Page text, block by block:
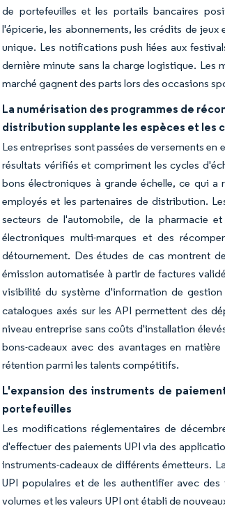
de portefeuilles et les portails bancaires
l'épicerie, les abonnements, les crédits de
unique. Les notifications push liées aux
dernière minute sans la charge logistique. Les
marché gagnent des parts lors des occasions
La numérisation des programmes de
distribution supplante les espèces et les
Les entreprises sont passées de versements
résultats vérifiés et compriment les cycles
bons électroniques à grande échelle, ce qui
employés et les partenaires de distribution.
secteurs de l'automobile, de la pharmacie
électroniques multi-marques et des
détournement. Des études de cas montrent
émission automatisée à partir de factures
visibilité du système d'information de gestion
catalogues axés sur les API permettent des
niveau entreprise sans coûts d'installation
bons-cadeaux avec des avantages en
rétention parmi les talents compétitifs.
L'expansion des instruments de
portefeuilles
Les modifications réglementaires de
d'effectuer des paiements UPI via des
instruments-cadeaux de différents émetteurs.
UPI populaires et de les authentifier avec
volumes et les valeurs UPI ont établi de